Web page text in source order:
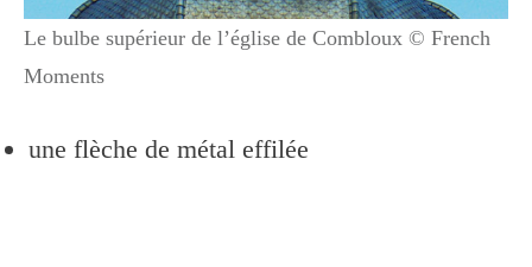
Le bulbe supérieur de l’église de Combloux © French
Moments
une flèche de métal effilée